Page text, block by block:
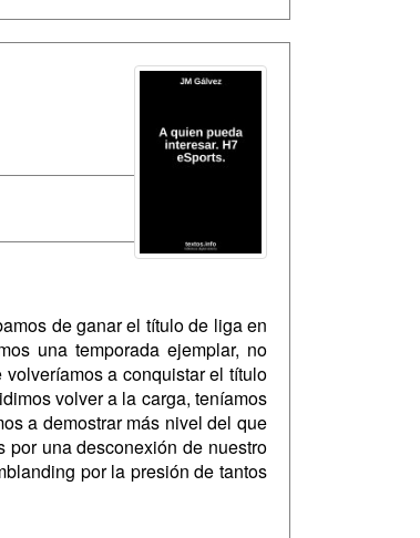
de ganar el título de liga en
una temporada ejemplar, no
a conquistar el título
volver a la carga, teníamos
a demostrar más nivel del que
una desconexión de nuestro
por la presión de tantos